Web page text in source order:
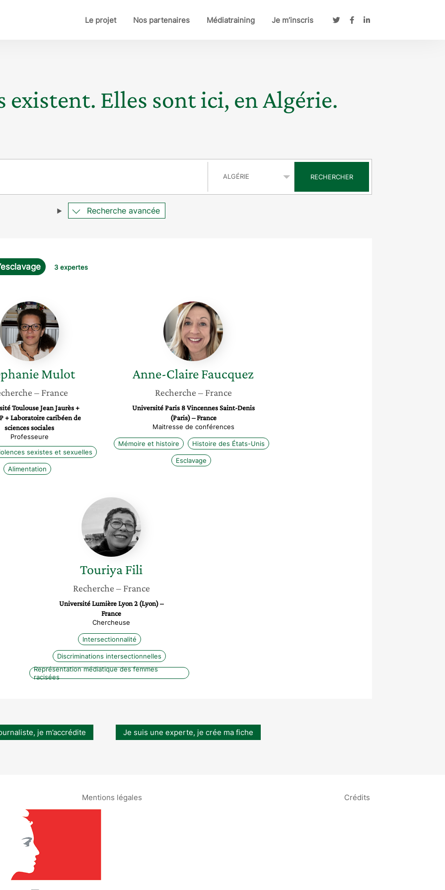
Le projet Nos partenaires Médiatraining Je m’inscris
existent. Elles sont ici, en Algérie.
RECHERCHER
Recherche avancée
3 expertes
Stephanie
Mulot
Mulot
– France
Toulouse Jean Jaurès +
+ Laboratoire caribéen de
sciences sociales
Professeure
sexistes et sexuelles
Alimentation
Anne-
Claire
Faucquez
Anne-ClaireFaucquez
Recherche – France
Université Paris 8 Vincennes Saint-Denis
(Paris) – France
Maitresse de conférences
Mémoire et histoire Histoire des États-Unis
Esclavage
Touriya
Fili
TouriyaFili
Recherche – France
Université Lumière Lyon 2 (Lyon) –
France
Chercheuse
Intersectionnalité
Discriminations intersectionnelles
Représentation médiatique des femmes
racisées
je m’accrédite Je suis une experte, je crée ma fiche
Mentions légales Crédits